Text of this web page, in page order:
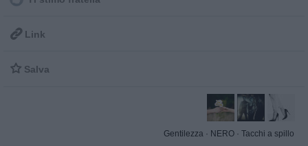
 Link
 Salva
Gentilezza · NERO · Tacchi a spillo